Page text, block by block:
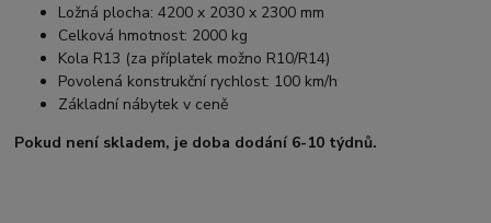
Ložná plocha: 4200 x 2030 x 2300 mm
Celková hmotnost: 2000 kg
Kola R13 (za příplatek možno R10/R14)
Povolená konstrukční rychlost: 100 km/h
Základní nábytek v ceně
Pokud není skladem, je doba dodání 6-10 týdnů.